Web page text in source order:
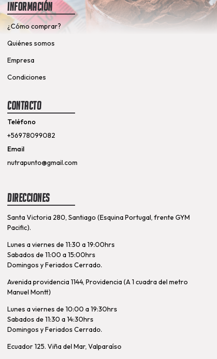
Información
¿Cómo comprar?
Quiénes somos
Empresa
Condiciones
Contacto
Teléfono
+56978099082
Email
nutrapunto@gmail.com
Direcciones
Santa Victoria 280, Santiago (Esquina Portugal, frente GYM
Pacific).
Lunes a viernes de 11:30 a 19:00hrs
Sabados de 11:00 a 15:00hrs
Domingos y Feriados Cerrado.
Avenida providencia 1144, Providencia (A 1 cuadra del metro
Manuel Montt)
Lunes a viernes de 10:00 a 19:30hrs
Sabados de 11:30 a 14:30hrs
Domingos y Feriados Cerrado.
Ecuador 125. Viña del Mar, Valparaíso